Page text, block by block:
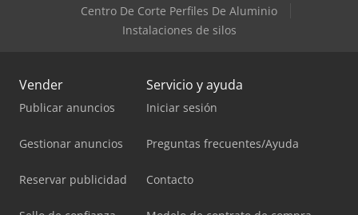
Centro De Corte Perfiles De Aluminio
Instalaciones de silos
Vender
Publicar anuncios
Gestionar anuncios
Reservar publicidad
Servicio y ayuda
Iniciar sesión
Preguntas frecuentes/Ayuda
Contacto